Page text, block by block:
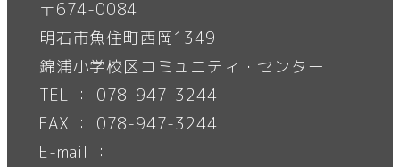
〒674-0084
明石市魚住町西岡1349
錦浦小学校区コミュニティ・センター
TEL ： 078-947-3244
FAX ： 078-947-3244
E-mail ：